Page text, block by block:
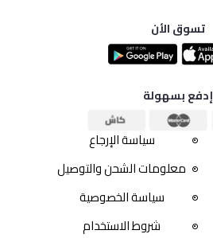
تسوق الأن
إدفع بسهولة
سياسة الإرجاع
معلومات الشحن والتوصيل
سياسة الخصوصية
شروط الاستخدام